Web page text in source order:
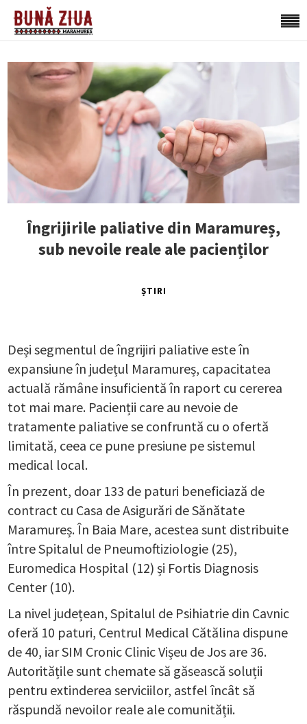
Îngrijirile paliative din Maramureș,
sub nevoile reale ale pacienților
ȘTIRI
Deși segmentul de îngrijiri paliative este în
expansiune în județul Maramureș, capacitatea
actuală rămâne insuficientă în raport cu cererea
tot mai mare. Pacienții care au nevoie de
tratamente paliative se confruntă cu o ofertă
limitată, ceea ce pune presiune pe sistemul
medical local.
În prezent, doar 133 de paturi beneficiază de
contract cu Casa de Asigurări de Sănătate
Maramureș. În Baia Mare, acestea sunt distribuite
între Spitalul de Pneumoftiziologie (25),
Euromedica Hospital (12) și Fortis Diagnosis
Center (10).
La nivel județean, Spitalul de Psihiatrie din Cavnic
oferă 10 paturi, Centrul Medical Cătălina dispune
de 40, iar SIM Cronic Clinic Vișeu de Jos are 36.
Autoritățile sunt chemate să găsească soluții
pentru extinderea serviciilor, astfel încât să
răspundă nevoilor reale ale comunității.